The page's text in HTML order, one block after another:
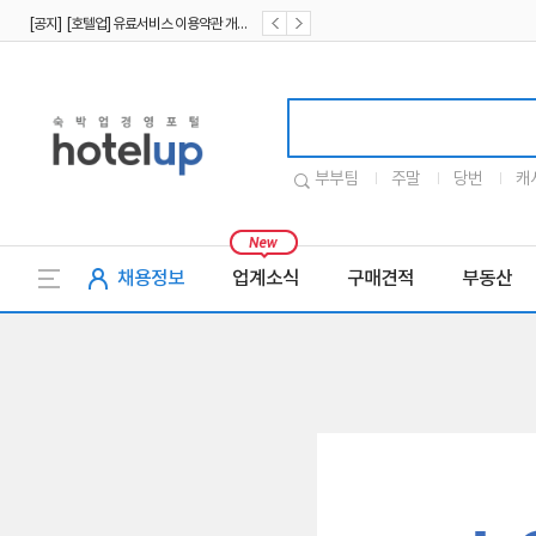
부부팀 주말 당번 캐
채용정보 업계소식 구매견적 부동산